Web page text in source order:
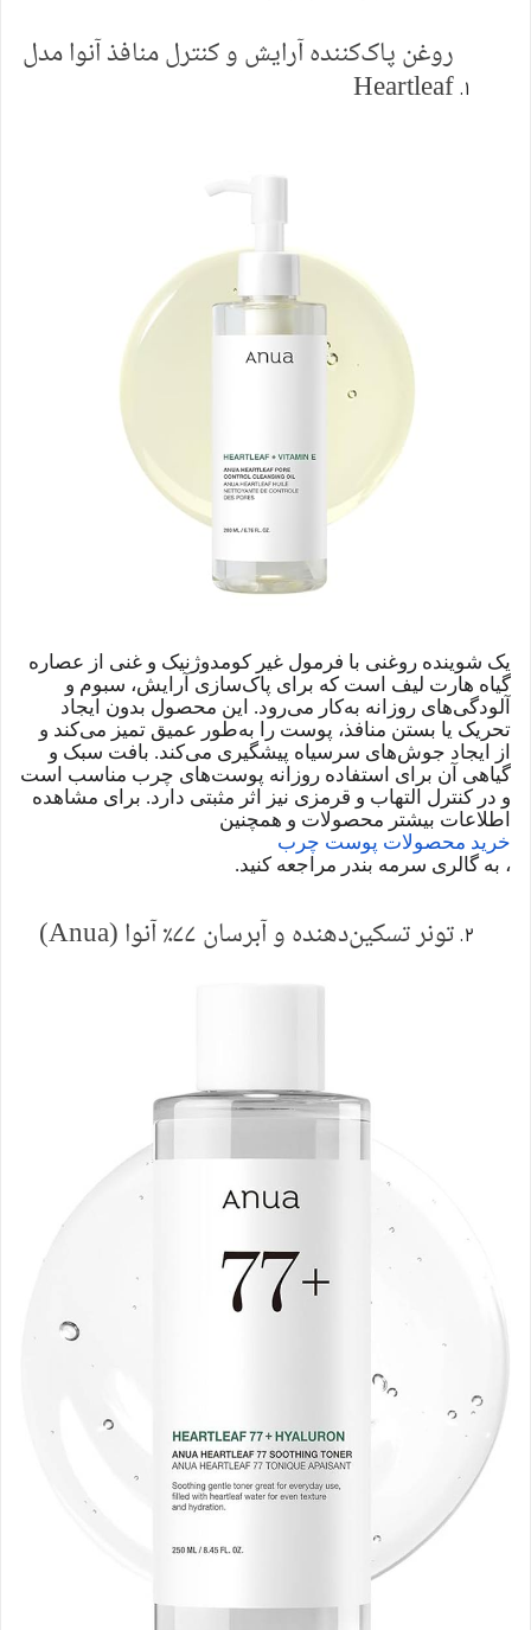
روغن پاک‌کننده آرایش و کنترل منافذ آنوا مدل
Heartleaf
یک شوینده روغنی با فرمول غیر کومدوژنیک و غنی از عصاره
گیاه هارت‌ لیف است که برای پاک‌سازی آرایش، سبوم و
آلودگی‌های روزانه به‌کار می‌رود. این محصول بدون ایجاد
تحریک یا بستن منافذ، پوست را به‌طور عمیق تمیز می‌کند و
از ایجاد جوش‌های سرسیاه پیشگیری می‌کند. بافت سبک و
گیاهی آن برای استفاده روزانه پوست‌های چرب مناسب است
و در کنترل التهاب و قرمزی نیز اثر مثبتی دارد. برای مشاهده
اطلاعات بیشتر محصولات و همچنین
خرید محصولات پوست چرب
، به گالری سرمه بندر مراجعه کنید.
تونر تسکین‌دهنده و آبرسان ۷۷٪ آنوا ( Anua
)